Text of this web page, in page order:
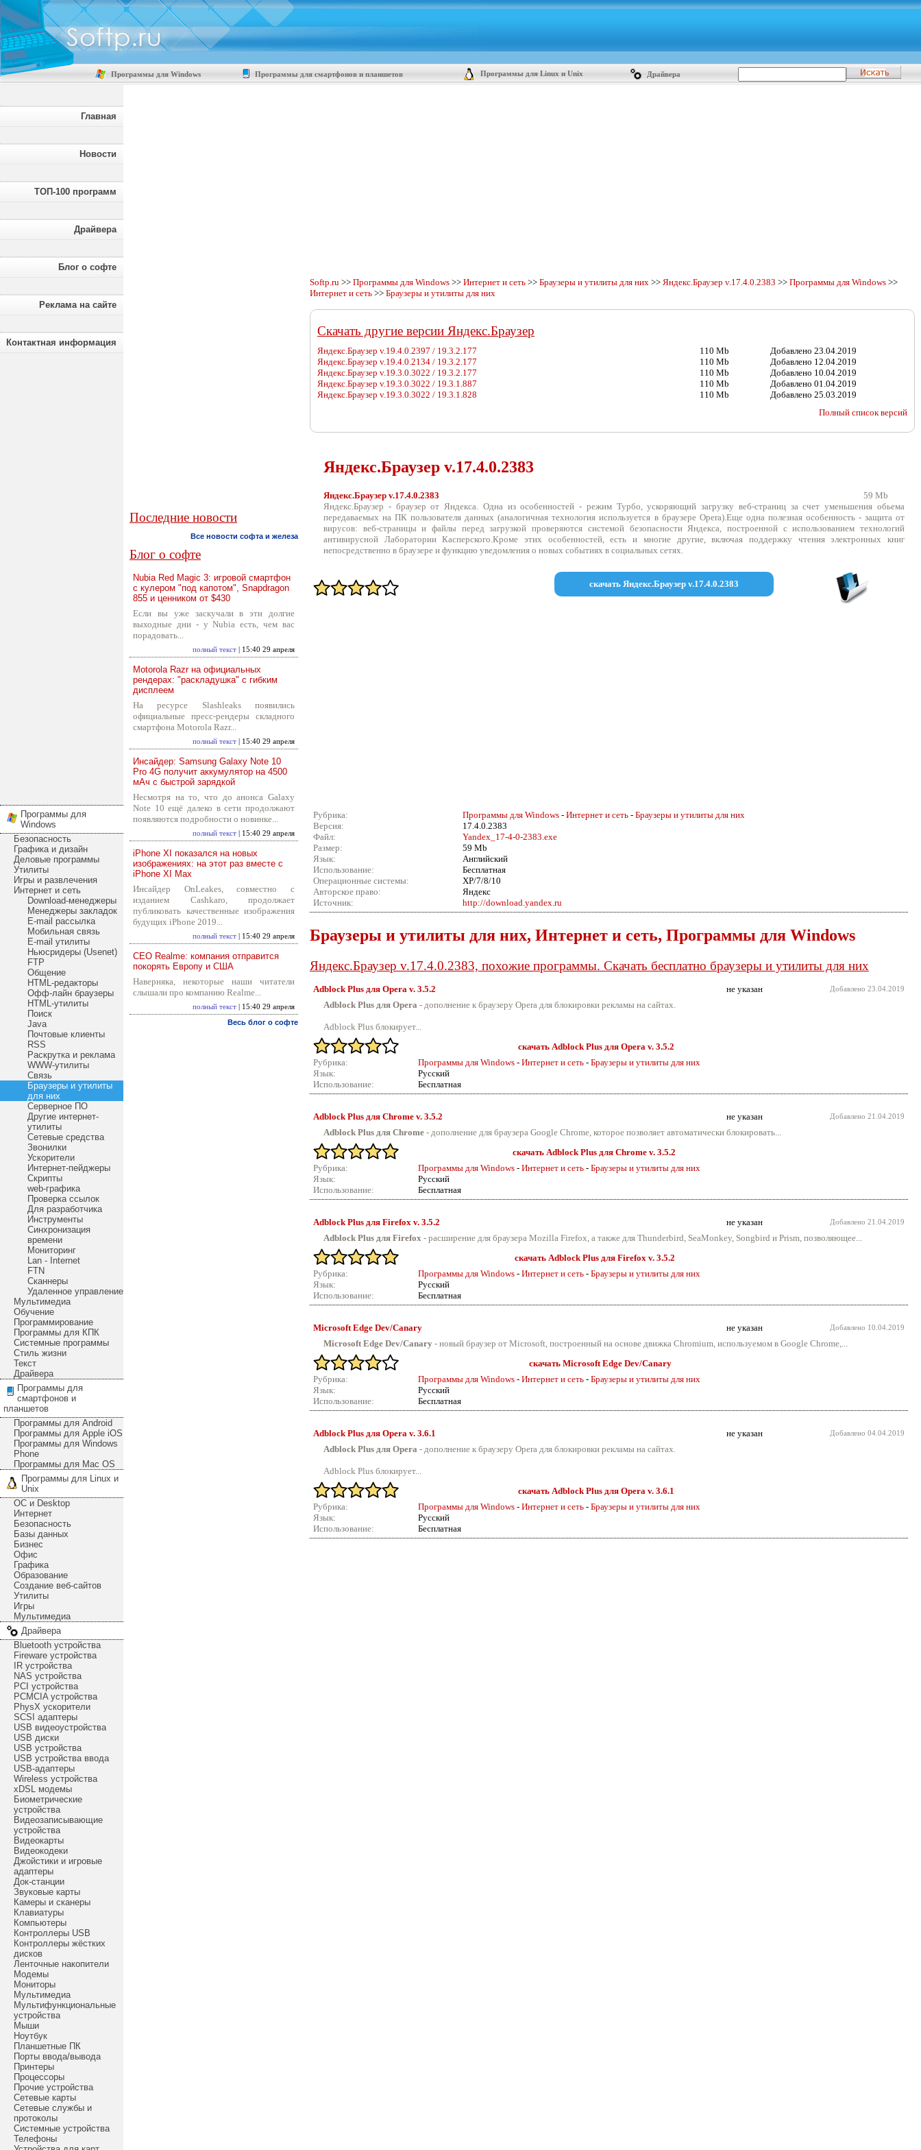
Программы для Windows Программы для смартфонов и планшетов Программы для Linux и Unix Драйвера
Главная
Новости
ТОП-100 программ
Драйвера
Блог о софте
Реклама на сайте
Контактная информация
Программы для
Windows
Безопасность
Графика и дизайн
Деловые программы
Утилиты
Игры и развлечения
Интернет и сеть
Download-менеджеры
Менеджеры закладок
E-mail рассылка
Мобильная связь
E-mail утилиты
Ньюсридеры (Usenet)
FTP
Общение
HTML-редакторы
Офф-лайн браузеры
HTML-утилиты
Поиск
Java
Почтовые клиенты
RSS
Раскрутка и реклама
WWW-утилиты
Связь
Браузеры и утилиты
для них
Серверное ПО
Другие интернет-
утилиты
Сетевые средства
Звонилки
Ускорители
Интернет-пейджеры
Скрипты
web-графика
Проверка ссылок
Для разработчика
Инструменты
Синхронизация
времени
Мониторинг
Lan - Internet
FTN
Сканнеры
Удаленное управление
Мультимедиа
Обучение
Программирование
Программы для КПК
Системные программы
Стиль жизни
Текст
Драйвера
Программы для
смартфонов и
планшетов
Программы для Android
Программы для Apple iOS
Программы для Windows
Phone
Программы для Mac OS
Программы для Linux и
Unix
ОС и Desktop
Интернет
Безопасность
Базы данных
Бизнес
Офис
Графика
Образование
Создание веб-сайтов
Утилиты
Игры
Мультимедиа
Драйвера
Bluetooth устройства
Fireware устройства
IR устройства
NAS устройства
PCI устройства
PCMCIA устройства
PhysX ускорители
SCSI адаптеры
USB видеоустройства
USB диски
USB устройства
USB устройства ввода
USB-адаптеры
Wireless устройства
xDSL модемы
Биометрические
устройства
Видеозаписывающие
устройства
Видеокарты
Видеокодеки
Джойстики и игровые
адаптеры
Док-станции
Звуковые карты
Камеры и сканеры
Клавиатуры
Компьютеры
Контроллеры USB
Контроллеры жёстких
дисков
Ленточные накопители
Модемы
Мониторы
Мультимедиа
Мультифункциональные
устройства
Мыши
Ноутбук
Планшетные ПК
Порты ввода/вывода
Принтеры
Процессоры
Прочие устройства
Сетевые карты
Сетевые службы и
протоколы
Системные устройства
Телефоны
Последние новости
Все новости софта и железа
Блог о софте
Nubia Red Magic 3: игровой смартфон
с кулером "под капотом", Snapdragon
855 и ценником от $430
Если вы уже заскучали в эти долгие
выходные дни - у Nubia есть, чем вас
порадовать...
полный текст | 15:40 29 апреля
Motorola Razr на официальных
рендерах: "раскладушка" с гибким
дисплеем
На ресурсе Slashleaks появились
официальные пресс-рендеры складного
смартфона Motorola Razr...
полный текст | 15:40 29 апреля
Инсайдер: Samsung Galaxy Note 10
Pro 4G получит аккумулятор на 4500
мАч с быстрой зарядкой
Несмотря на то, что до анонса Galaxy
Note 10 ещё далеко в сети продолжают
появляются подробности о новинке...
полный текст | 15:40 29 апреля
iPhone XI показался на новых
изображениях: на этот раз вместе с
iPhone XI Max
Инсайдер OnLeakes, совместно с
изданием Cashkaro, продолжает
публиковать качественные изображения
будущих iPhone 2019...
полный текст | 15:40 29 апреля
CEO Realme: компания отправится
покорять Европу и США
Наверняка, некоторые наши читатели
слышали про компанию Realme...
полный текст | 15:40 29 апреля
Весь блог о софте
Softp.ru >> Программы для Windows >> Интернет и сеть >> Браузеры и утилиты для них >> Яндекс.Браузер v.17.4.0.2383 >> Программы для Windows >>
Интернет и сеть >> Браузеры и утилиты для них
Cкачать другие версии Яндекс.Браузер
Яндекс.Браузер v.19.4.0.2397 / 19.3.2.177 110 Mb Добавлено 23.04.2019
Яндекс.Браузер v.19.4.0.2134 / 19.3.2.177
110 Mb Добавлено 12.04.2019
Яндекс.Браузер v.19.3.0.3022 / 19.3.2.177
110 Mb Добавлено 10.04.2019
Яндекс.Браузер v.19.3.0.3022 / 19.3.1.887
110 Mb Добавлено 01.04.2019
Яндекс.Браузер v.19.3.0.3022 / 19.3.1.828
110 Mb Добавлено 25.03.2019
Полный список версий
Яндекс.Браузер v.17.4.0.2383
Яндекс.Браузер v.17.4.0.2383
59 Mb
Яндекс.Браузер - браузер от Яндекса. Одна из особенностей - режим Турбо, ускоряющий загрузку веб-страниц за счет уменьшения обьема
передаваемых на ПК пользователя данных (аналогичная технология используется в браузере Opera).Еще одна полезная особенность - защита от
вирусов: веб-страницы и файлы перед загрузкой проверяются системой безопасности Яндекса, построенной с использованием технологий
антивирусной Лаборатории Касперского.Кроме этих особенностей, есть и многие другие, включая поддержку чтения электронных книг
непосредственно в браузере и функцию уведомления о новых событиях в социальных сетях.
скачать Яндекс.Браузер v.17.4.0.2383
Рубрика: Программы для Windows - Интернет и сеть - Браузеры и утилиты для них
Версия:
17.4.0.2383
Файл:
Yandex_17-4-0-2383.exe
Размер:
59 Mb
Язык:
Английский
Использование:
Бесплатная
Операционные системы:
XP/7/8/10
Авторское право:
Яндекс
Источник:
http://download.yandex.ru
Браузеры и утилиты для них, Интернет и сеть, Программы для Windows
Яндекс.Браузер v.17.4.0.2383, похожие программы. Скачать бесплатно браузеры и утилиты для них
Adblock Plus для Opera v. 3.5.2 не указан Добавлено 23.04.2019
Adblock Plus для Opera - дополнение к браузеру Opera для блокировки рекламы на сайтах.
Adblock Plus блокирует...
скачать Adblock Plus для Opera v. 3.5.2
Рубрика:
Программы для Windows - Интернет и сеть - Браузеры и утилиты для них
Язык:
Русский
Использование:
Бесплатная
Adblock Plus для Chrome v. 3.5.2 не указан Добавлено 21.04.2019
Adblock Plus для Chrome - дополнение для браузера Google Chrome, которое позволяет автоматически блокировать...
скачать Adblock Plus для Chrome v. 3.5.2
Рубрика:
Программы для Windows - Интернет и сеть - Браузеры и утилиты для них
Язык:
Русский
Использование:
Бесплатная
Adblock Plus для Firefox v. 3.5.2 не указан Добавлено 21.04.2019
Adblock Plus для Firefox - расширение для браузера Mozilla Firefox, а также для Thunderbird, SeaMonkey, Songbird и Prism, позволяющее...
скачать Adblock Plus для Firefox v. 3.5.2
Рубрика:
Программы для Windows - Интернет и сеть - Браузеры и утилиты для них
Язык:
Русский
Использование:
Бесплатная
Microsoft Edge Dev/Canary не указан Добавлено 10.04.2019
Microsoft Edge Dev/Canary - новый браузер от Microsoft, построенный на основе движка Chromium, используемом в Google Chrome,...
скачать Microsoft Edge Dev/Canary
Рубрика:
Программы для Windows - Интернет и сеть - Браузеры и утилиты для них
Язык:
Русский
Использование:
Бесплатная
Adblock Plus для Opera v. 3.6.1 не указан Добавлено 04.04.2019
Adblock Plus для Opera - дополнение к браузеру Opera для блокировки рекламы на сайтах.
Adblock Plus блокирует...
скачать Adblock Plus для Opera v. 3.6.1
Рубрика:
Программы для Windows - Интернет и сеть - Браузеры и утилиты для них
Язык:
Русский
Использование:
Бесплатная